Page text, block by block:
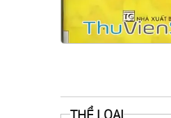
THỂ LOẠI